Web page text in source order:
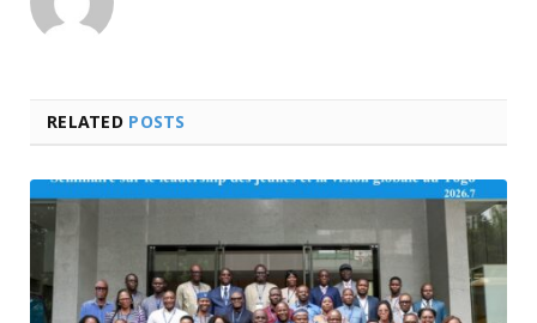
RELATED POSTS